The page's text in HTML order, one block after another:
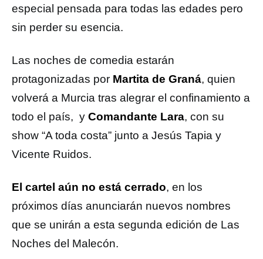
especial pensada para todas las edades pero
sin perder su esencia.
Las noches de comedia estarán
protagonizadas por Martita de Graná, quien
volverá a Murcia tras alegrar el confinamiento a
todo el país, y Comandante Lara, con su
show “A toda costa” junto a Jesús Tapia y
Vicente Ruidos.
El cartel aún no está cerrado, en los
próximos días anunciarán nuevos nombres
que se unirán a esta segunda edición de Las
Noches del Malecón.